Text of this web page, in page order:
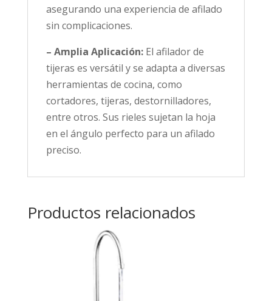
asegurando una experiencia de afilado
sin complicaciones.
– Amplia Aplicación:El afilador de
tijeras es versátil y se adapta a diversas
herramientas de cocina, como
cortadores, tijeras, destornilladores,
entre otros. Sus rieles sujetan la hoja
en el ángulo perfecto para un afilado
preciso.
Productos relacionados